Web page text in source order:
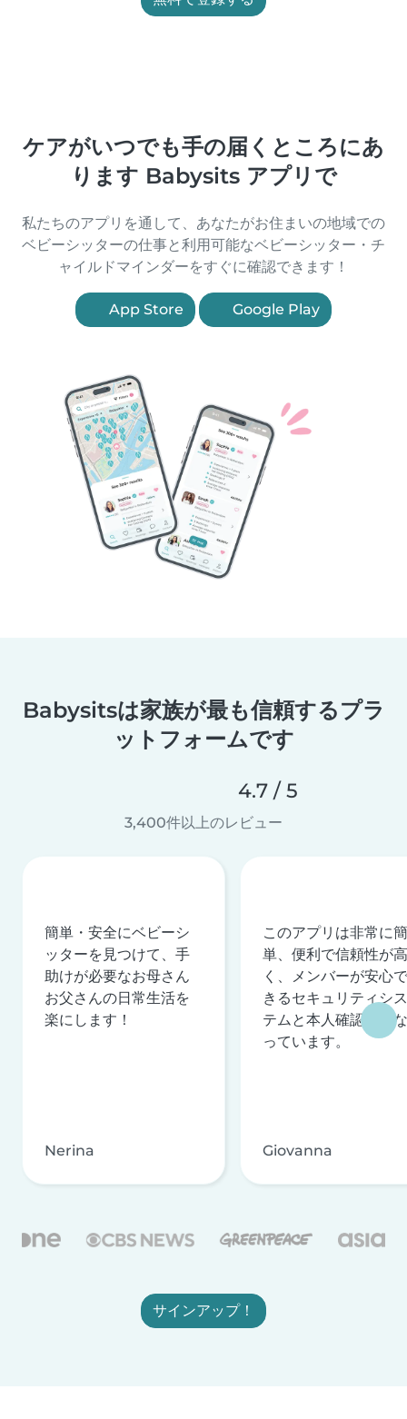
ケアがいつでも手の届くところにあ
ります Babysits アプリで
私たちのアプリを通して、あなたがお住まいの地域での
ベビーシッターの仕事と利用可能なベビーシッター・チ
ャイルドマインダーをすぐに確認できます！
App Store Google Play
Babysitsは家族が最も信頼するプラ
ットフォームです
4.7 / 5
3,400件以上のレビュー
簡単・安全にベビーシ
ッターを見つけて、手
助けが必要なお母さん
お父さんの日常生活を
楽にします！
Nerina
このアプリは非常に簡
単、便利で信頼性が高
く、メンバーが安心で
きるセキュリティシス
テムと本人確認を行な
っています。
Giovanna
サインアップ！